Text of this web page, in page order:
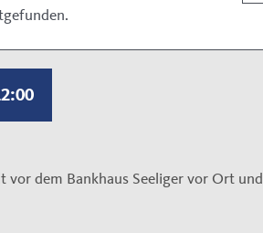
dem Bankhaus Seeliger vor Ort und